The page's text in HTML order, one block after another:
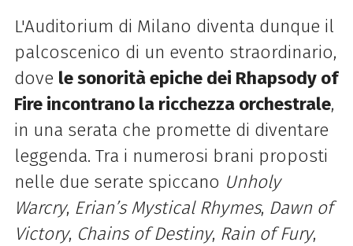
L'Auditorium di Milano diventa dunque il
palcoscenico di un evento straordinario,
dove le sonorità epiche dei Rhapsody of
Fire incontrano la ricchezza orchestrale,
in una serata che promette di diventare
leggenda. Tra i numerosi brani proposti
nelle due serate spiccano Unholy
Warcry, Erian’s Mystical Rhymes, Dawn of
Victory, Chains of Destiny, Rain of Fury,